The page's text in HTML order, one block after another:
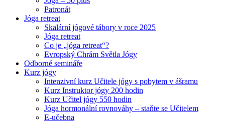
Patronát
Jóga retreat
Skalární jógové tábory v roce 2025
Jóga retreat
Co je „jóga retreat“?
Evropský Chrám Světla Jógy
Odborné semináře
Kurz jógy
Intenzivní kurz Učitele jógy s pobytem v ášramu
Kurz Instruktor jógy 200 hodin
Kurz Učitel jógy 550 hodin
Jóga hormonální rovnováhy – staňte se Učitelem
E-učebna